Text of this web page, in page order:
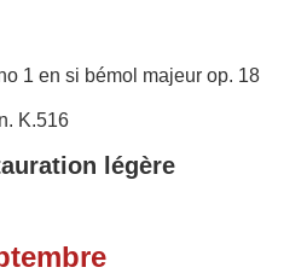
1 en si bémol majeur op. 18
K.516
légère